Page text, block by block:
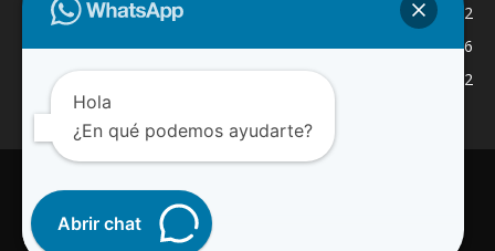
Economía
132
Nacionales
126
Dragado
122
LOGISTICA
INTERNACIONAL
Hola
¿En qué podemos ayudarte?
Abrir chat